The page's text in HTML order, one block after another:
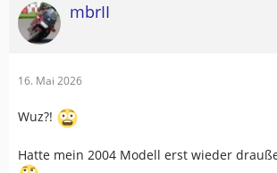
mbrII
16. Mai 2026
Wuz?!
Hatte mein 2004 Modell erst wieder